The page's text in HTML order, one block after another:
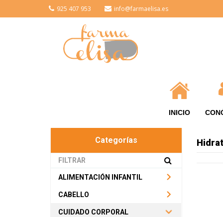
925 407 953 info@farmaelisa.es
INICIO
Categorías
ALIMENTACIÓN INFANTIL
CABELLO
CUIDADO CORPORAL